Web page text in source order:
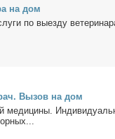
на дом
по вы­ез­ду
Вы­зов на дом
ме­ди­ци­ны.